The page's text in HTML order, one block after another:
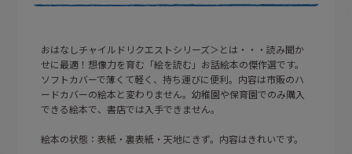
おはなしチャイルドリクエストシリーズ＞とは・・・読み聞か
せに最適！想像力を育む「絵を読む」お話絵本の傑作選です。
ソフトカバーで薄くて軽く、持ち運びに便利。内容は市販のハ
ードカバーの絵本と変わりません。幼稚園や保育園でのみ購入
できる絵本で、書店では入手できません。
絵本の状態：表紙・裏表紙・天地にきず。内容はきれいです。